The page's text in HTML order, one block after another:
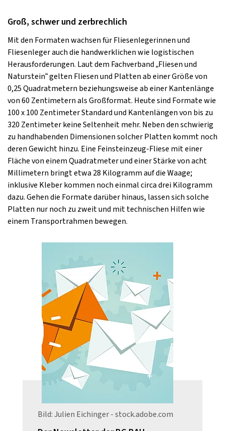
Groß, schwer und zerbrechlich
Mit den Formaten wachsen für Fliesenlegerinnen und
Fliesenleger auch die handwerklichen wie logistischen
Herausforderungen. Laut dem Fachverband „Fliesen und
Naturstein“ gelten Fliesen und Platten ab einer Größe von
0,25 Quadratmetern beziehungsweise ab einer Kantenlänge
von 60 Zentimetern als Großformat. Heute sind Formate wie
100 x 100 Zentimeter Standard und Kantenlängen von bis zu
320 Zentimeter keine Seltenheit mehr. Neben den schwierig
zu handhabenden Dimensionen solcher Platten kommt noch
deren Gewicht hinzu. Eine Feinsteinzeug-Fliese mit einer
Fläche von einem Quadratmeter und einer Stärke von acht
Millimetern bringt etwa 28 Kilogramm auf die Waage;
inklusive Kleber kommen noch einmal circa drei Kilogramm
dazu. Gehen die Formate darüber hinaus, lassen sich solche
Platten nur noch zu zweit und mit technischen Hilfen wie
einem Transportrahmen bewegen.
Bild: Julien Eichinger - stock.adobe.com